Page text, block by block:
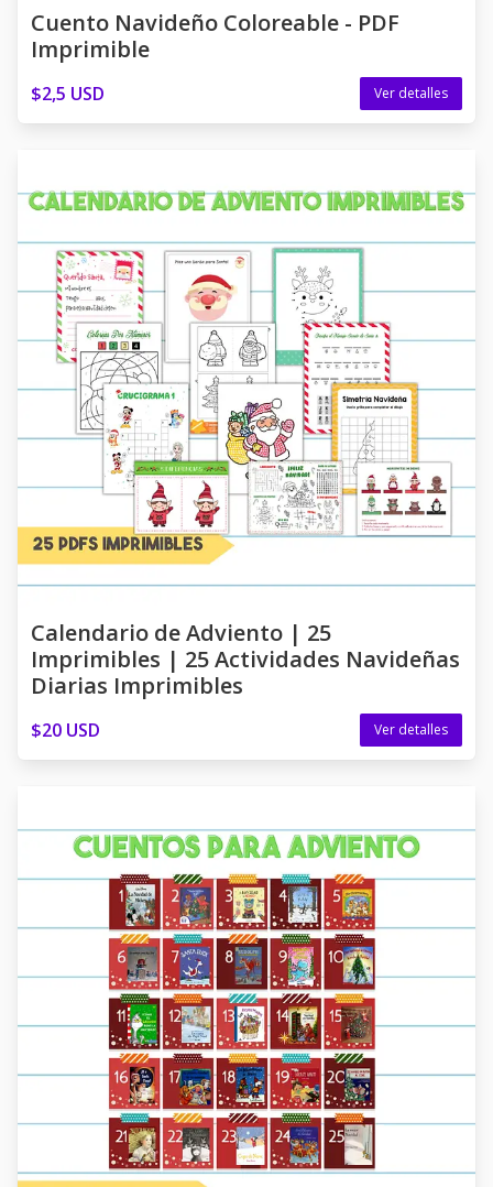
Cuento Navideño Coloreable - PDF
Imprimible
$2,5 USD Ver detalles
Calendario de Adviento | 25
Imprimibles | 25 Actividades Navideñas
Diarias Imprimibles
$20 USD Ver detalles